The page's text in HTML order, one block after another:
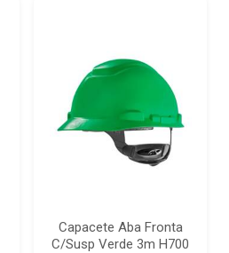
Capacete Aba Fronta
C/Susp Verde 3m H700